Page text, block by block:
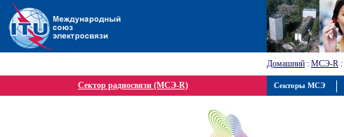
Домашний : МСЭ-R :
Сектор радиосвязи (МСЭ-R) Секторы МСЭ